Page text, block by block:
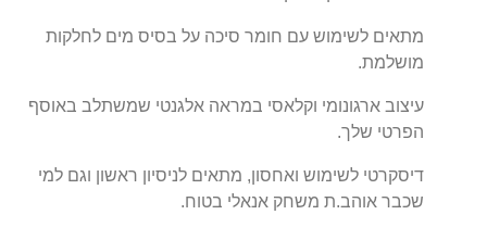
מתאים לשימוש עם חומר סיכה על בסיס מים לחלקות
מושלמת.
עיצוב ארגונומי וקלאסי במראה אלגנטי שמשתלב באוסף
הפרטי שלך.
דיסקרטי לשימוש ואחסון, מתאים לניסיון ראשון וגם למי
שכבר אוהב.ת משחק אנאלי בטוח.